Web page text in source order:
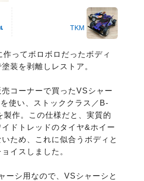
TKM
作ってボロボロだったボディ
装を剥離しレストア。
コーナーで買ったVSシャー
使い、ストッククラス／B-
製作。この仕様だと、実質的
ドトレッドのタイヤ&ホイー
ため、これに似合うボディと
イスしました。
ーシ用なので、VSシャーシと